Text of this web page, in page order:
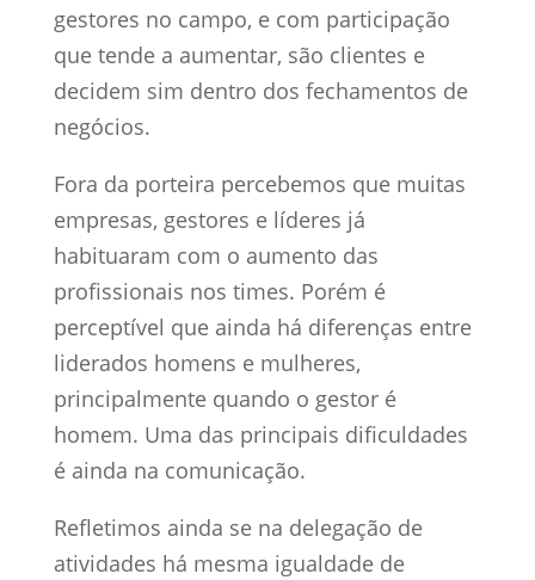
gestores no campo, e com participação
que tende a aumentar, são clientes e
decidem sim dentro dos fechamentos de
negócios.
Fora da porteira percebemos que muitas
empresas, gestores e líderes já
habituaram com o aumento das
profissionais nos times. Porém é
perceptível que ainda há diferenças entre
liderados homens e mulheres,
principalmente quando o gestor é
homem. Uma das principais dificuldades
é ainda na comunicação.
Refletimos ainda se na delegação de
atividades há mesma igualdade de